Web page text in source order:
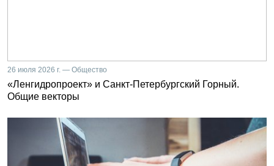
26 июля 2026 г. — Общество
«Ленгидропроект» и Санкт-Петербургский Горный.
Общие векторы